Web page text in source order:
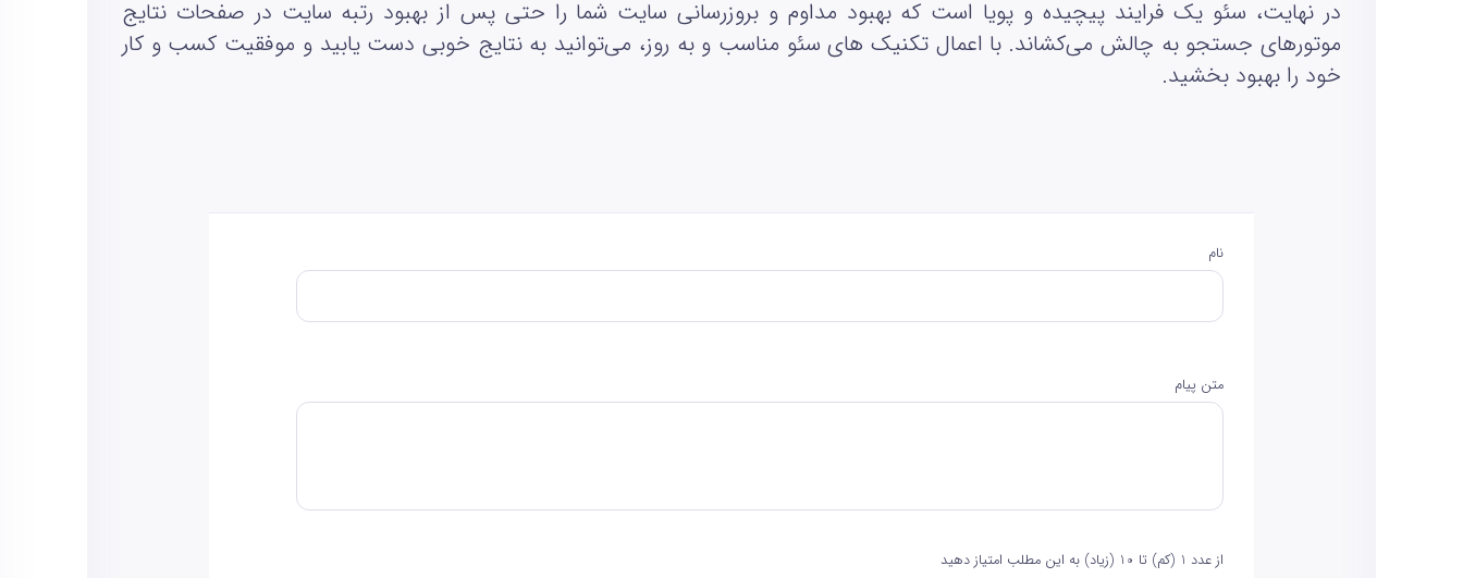
در نهایت، سئو یک فرایند پیچیده و پویا است که بهبود مداوم و بروزرسانی سایت شما را حتی پس از بهبود رتبه سایت در صفحات نتایج
موتورهای جستجو به چالش می‌کشاند. با اعمال تکنیک‌ های سئو مناسب و به روز، می‌توانید به نتایج خوبی دست یابید و موفقیت کسب و کار
خود را بهبود بخشید.
نام
متن پیام
از عدد 1 (کم) تا 10 (زیاد) به این مطلب امتیاز دهید